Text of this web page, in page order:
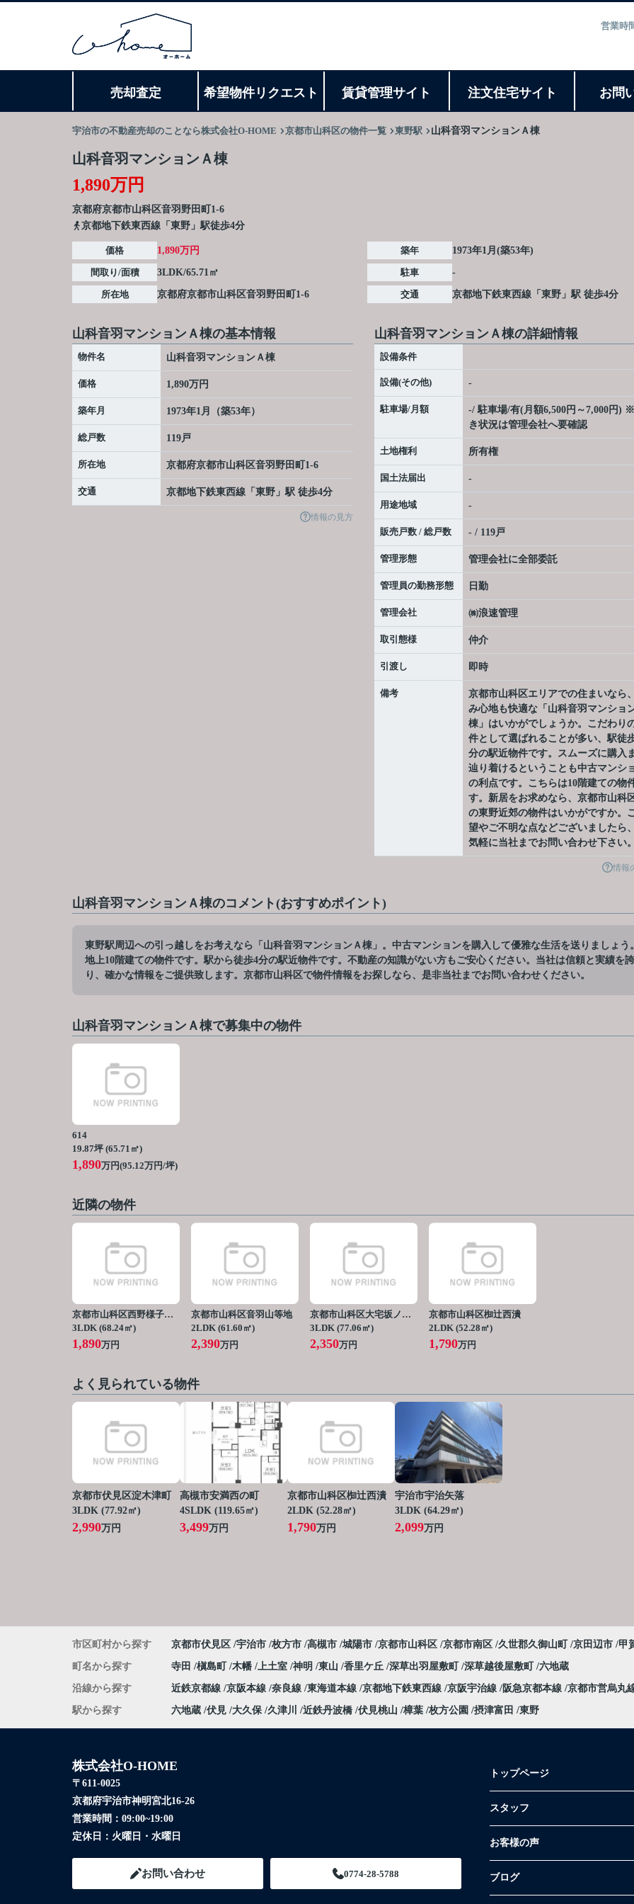
営業時
売却査定 希望物件リクエスト 賃貸管理サイト 注文住宅サイト お問
宇治市の不動産売却のことなら株式会社O-HOME 京都市山科区の物件一覧 東野駅 山科音羽マンションＡ棟
山科音羽マンションＡ棟
1,890万円
京都府京都市山科区音羽野田町 1-6
京都地下鉄東西線「東野」駅徒歩4分
価格 1,890万円
間取り/面積 3LDK/65.71㎡
所在地 京都府京都市山科区音羽野田町 1-6
築年 1973年1月(築53年)
駐車 -
交通 京都地下鉄東西線 「 東野 」駅 徒歩4分
山科音羽マンションＡ棟の基本情報
物件名 山科音羽マンションＡ棟
価格 1,890万円
築年月 1973年1月（築53年）
総戸数 119戸
所在地 京都府京都市山科区音羽野田町 1-6
交通 京都地下鉄東西線 「 東野 」駅 徒歩4分
情報の見方
山科音羽マンションＡ棟の詳細情報
設備条件
設備(その他) -
駐車場/月額
-/ 駐車場/有(月額6,500円～7,000円)
き状況は管理会社へ要確認
土地権利 所有権
国土法届出 -
用途地域 -
販売戸数 / 総戸数 - / 119戸
管理形態 管理会社に全部委託
管理員の勤務形態 日勤
管理会社 ㈱浪速管理
取引態様 仲介
引渡し 即時
備考
京都市山科区エリアでの住まいなら
み心地も快適な「山科音羽マンショ
棟」はいかがでしょうか。こだわり
件として選ばれることが多い、駅徒
分の駅近物件です。スムーズに購入
辿り着けるということも中古マンシ
の利点です。こちらは10階建ての物
す。新居をお求めなら、京都市山科
の東野近郊の物件はいかがですか。
望やご不明な点などございましたら
気軽に当社までお問い合わせ下さい
情報
山科音羽マンションＡ棟のコメント(おすすめポイント)
東野駅周辺への引っ越しをお考えなら「山科音羽マンションＡ棟」。中古マンションを購入して優雅な生活を送りましょう
地上10階建ての物件です。駅から徒歩4分の駅近物件です。不動産の知識がない方もご安心ください。当社は信頼と実績を誇
り、確かな情報をご提供致します。京都市山科区で物件情報をお探しなら、是非当社までお問い合わせください。
山科音羽マンションＡ棟で募集中の物件
614
19.87坪 (65.71㎡)
1,890万円(95.12万円/坪)
近隣の物件
京都市山科区西野様子見町
3LDK (68.24㎡)
1,890万円
京都市山科区音羽山等地
2LDK (61.60㎡)
2,390万円
京都市山科区大宅坂ノ辻町
3LDK (77.06㎡)
2,350万円
京都市山科区椥辻西潰
2LDK (52.28㎡)
1,790万円
よく見られている物件
京都市伏見区淀木津町
3LDK (77.92㎡)
2,990万円
高槻市安満西の町
4SLDK (119.65㎡)
3,499万円
京都市山科区椥辻西潰
2LDK (52.28㎡)
1,790万円
宇治市宇治矢落
3LDK (64.29㎡)
2,099万円
市区町村から探す 京都市伏見区 宇治市 枚方市 高槻市 城陽市 京都市山科区 京都市南区 久世郡久御山町 京田辺市 甲
町名から探す 寺田 槇島町 木幡 上土室 神明 東山 香里ケ丘 深草出羽屋敷町 深草越後屋敷町 六地蔵
沿線から探す 近鉄京都線 京阪本線 奈良線 東海道本線 京都地下鉄東西線 京阪宇治線 阪急京都本線 京都市営烏丸
駅から探す 六地蔵 伏見 大久保 久津川 近鉄丹波橋 伏見桃山 樟葉 枚方公園 摂津富田 東野
株式会社O-HOME
〒611-0025
京都府宇治市神明宮北16-26
営業時間： 09:00~19:00
定休日： 火曜日・水曜日
お問い合わせ 0774-28-5788
トップページ
スタッフ
お客様の声
ブログ